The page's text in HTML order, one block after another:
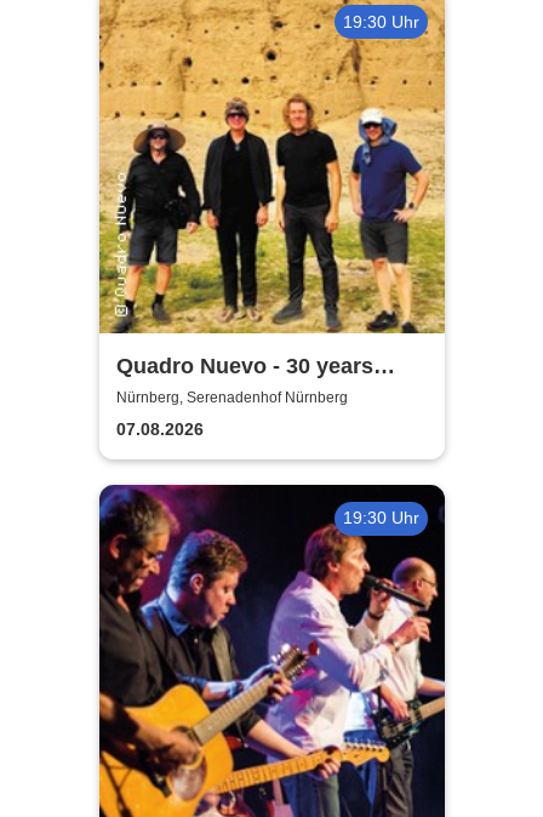
19:30 Uhr
Quadro Nuevo - 30 years
around the world
Nürnberg, Serenadenhof Nürnberg
07.08.2026
19:30 Uhr